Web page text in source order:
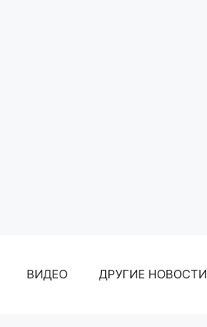
ВИДЕО ДРУГИЕ НОВОСТИ